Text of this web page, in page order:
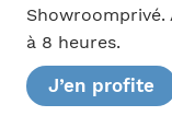
Showroomprivé.
à 8 heures.
J’en profite